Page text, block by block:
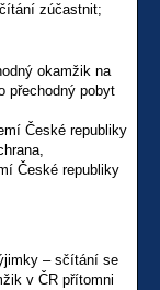
zúčastnit;
okamžik na
přechodný pobyt
České republiky
České republiky
– sčítání se
v ČR přítomni